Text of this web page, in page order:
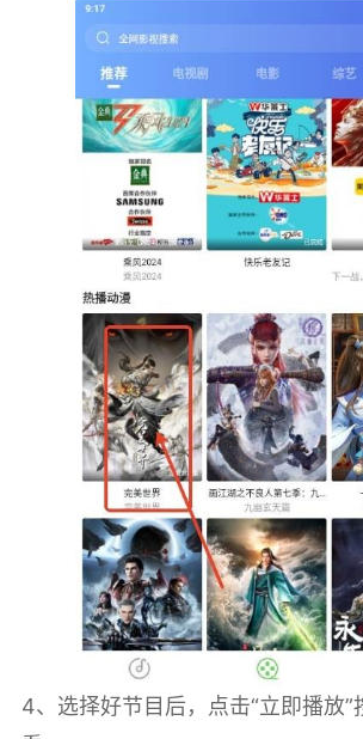
4、选择好节目后，点击“立即播放”